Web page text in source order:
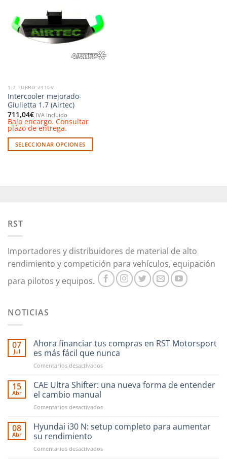
lista de
deseos
1.7 TURBO 241CV
Intercooler mejorado-
Giulietta 1.7 (Airtec)
711,04€ IVA Incluido
Bajo encargo. Consultar
plazo de entrega.
SELECCIONAR OPCIONES
múltiples
opciones
elegir
en
página
RST
Importadores y distribuidores de material de alto
rendimiento y competición para vehículos, equipación
para pilotos y equipos.
NOTICIAS
07
Jul
Ahora financiar tus compras en RST Motorsport
es más fácil que nunca
Comentarios desactivadosen
financiar
en
Motorsport
fácil
15
Abr
CAE Ultra Shifter: una nueva forma de entender
el cambio manual
Comentarios desactivadosen
Ultra
Shifter:
nueva
08
Abr
Hyundai i30 N: setup completo para aumentar
su rendimiento
Comentarios desactivadosen